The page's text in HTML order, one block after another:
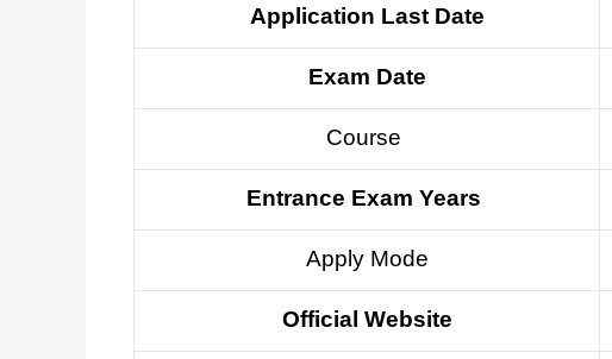
Application Last Date
Exam Date
Course
Entrance Exam Years
Apply Mode
Official Website